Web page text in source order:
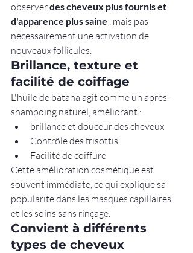
observer des cheveux plus fournis et
d'apparence plus saine , mais pas
nécessairement une activation de
nouveaux follicules.
Brillance, texture et
facilité de coiffage
L'huile de batana agit comme un après-
shampoing naturel, améliorant :
brillance et douceur des cheveux
Contrôle des frisottis
Facilité de coiffure
Cette amélioration cosmétique est
souvent immédiate, ce qui explique sa
popularité dans les masques capillaires
et les soins sans rinçage.
Convient à différents
types de cheveux